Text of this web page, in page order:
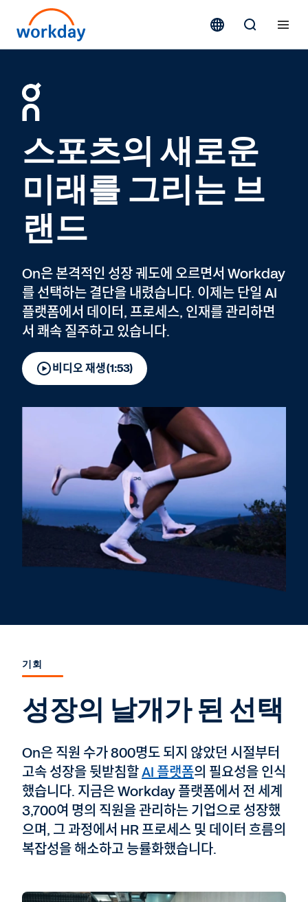
스포츠의 새로운
미래를 그리는 브
랜드
On은 본격적인 성장 궤도에 오르면서 Workday
를 선택하는 결단을 내렸습니다. 이제는 단일 AI
플랫폼에서 데이터, 프로세스, 인재를 관리하면
서 쾌속 질주하고 있습니다.
비디오 재생(1:53)
기회
성장의 날개가 된 선택
On은 직원 수가 800명도 되지 않았던 시절부터
고속 성장을 뒷받침할AI 플랫폼의 필요성을 인식
했습니다. 지금은 Workday 플랫폼에서 전 세계
3,700여 명의 직원을 관리하는 기업으로 성장했
으며, 그 과정에서 HR 프로세스 및 데이터 흐름의
복잡성을 해소하고 능률화했습니다.